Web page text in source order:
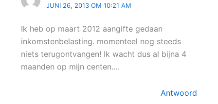
JUNI 26, 2013 OM 10:21 AM
Ik heb op maart 2012 aangifte gedaan
inkomstenbelasting. momenteel nog steeds
niets terugontvangen! Ik wacht dus al bijna 4
maanden op mijn centen….
Antwoord